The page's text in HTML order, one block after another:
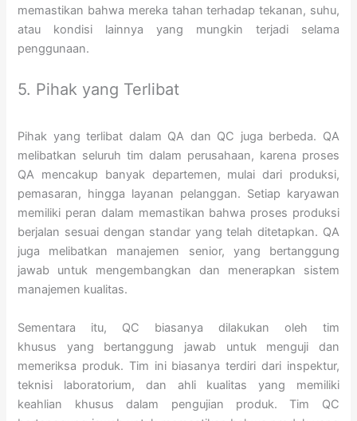
memastikan bahwa mereka tahan terhadap tekanan, suhu,
atau kondisi lainnya yang mungkin terjadi selama
penggunaan.
5. Pihak yang Terlibat
Pihak yang terlibat dalam QA dan QC juga berbeda. QA
melibatkan seluruh tim dalam perusahaan, karena proses
QA mencakup banyak departemen, mulai dari produksi,
pemasaran, hingga layanan pelanggan. Setiap karyawan
memiliki peran dalam memastikan bahwa proses produksi
berjalan sesuai dengan standar yang telah ditetapkan. QA
juga melibatkan manajemen senior, yang bertanggung
jawab untuk mengembangkan dan menerapkan sistem
manajemen kualitas.
Sementara itu, QC biasanya dilakukan oleh tim
khusus yang bertanggung jawab untuk menguji dan
memeriksa produk. Tim ini biasanya terdiri dari inspektur,
teknisi laboratorium, dan ahli kualitas yang memiliki
keahlian khusus dalam pengujian produk. Tim QC